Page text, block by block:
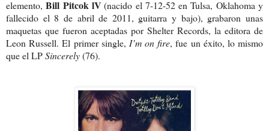
elemento,Bill Pitcok lV(nacido el 7-12-52 en Tulsa, Oklahoma y
fallecido el 8 de abril de 2011, guitarra y bajo), grabaron unas
maquetas que fueron aceptadas por Shelter Records, la editora de
Leon Russell. El primer single, I’m on fire, fue un éxito, lo mismo
que el LPSincerely(76).